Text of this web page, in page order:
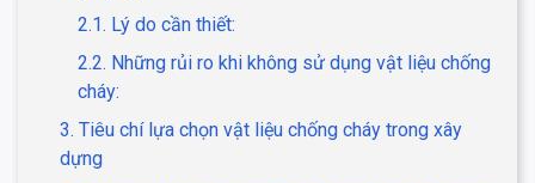
2.1. Lý do cần thiết:
2.2. Những rủi ro khi không sử dụng vật liệu chống
cháy:
3. Tiêu chí lựa chọn vật liệu chống cháy trong xây
dựng